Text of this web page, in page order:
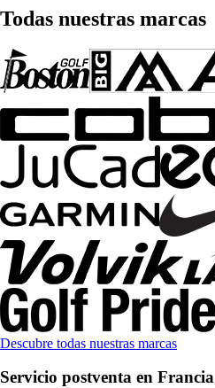
Todas nuestras marcas
Descubre todas nuestras marcas
Servicio postventa en Francia